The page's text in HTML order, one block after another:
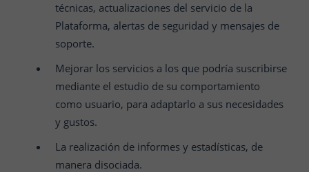
técnicas, actualizaciones del servicio de la
Plataforma, alertas de seguridad y mensajes de
soporte.
Mejorar los servicios a los que podría suscribirse
mediante el estudio de su comportamiento
como usuario, para adaptarlo a sus necesidades
y gustos.
La realización de informes y estadísticas, de
manera disociada.